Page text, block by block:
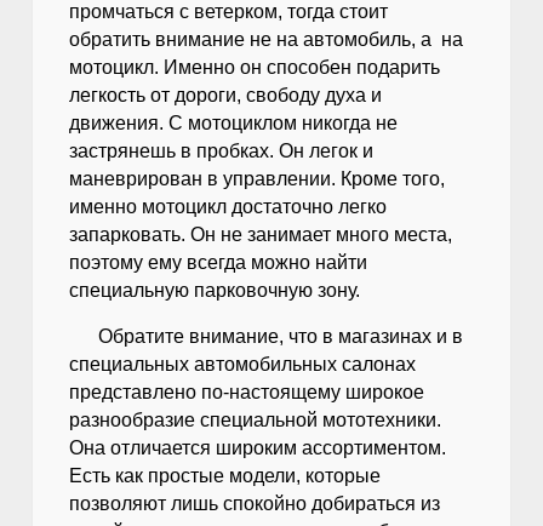
промчаться с ветерком, тогда стоит
обратить внимание не на автомобиль, а на
мотоцикл. Именно он способен подарить
легкость от дороги, свободу духа и
движения. С мотоциклом никогда не
застрянешь в пробках. Он легок и
маневрирован в управлении. Кроме того,
именно мотоцикл достаточно легко
запарковать. Он не занимает много места,
поэтому ему всегда можно найти
специальную парковочную зону.
Обратите внимание, что в магазинах и в
специальных автомобильных салонах
представлено по-настоящему широкое
разнообразие специальной мототехники.
Она отличается широким ассортиментом.
Есть как простые модели, которые
позволяют лишь спокойно добираться из